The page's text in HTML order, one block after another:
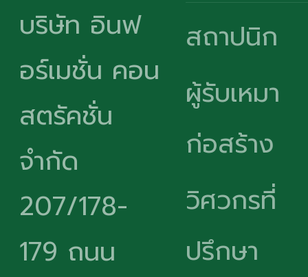
บริษัท อินฟ
อร์เมชั่น คอน
สตรัคชั่น
จำกัด
207/178-
179 ถนน
สถาปนิก
ผู้รับเหมา
ก่อสร้าง
วิศวกรที่
ปรึกษา